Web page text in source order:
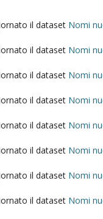
il dataset Nomi
il dataset Nomi
il dataset Nomi
il dataset Nomi
il dataset Nomi
il dataset Nomi
il dataset Nomi
il dataset Nomi